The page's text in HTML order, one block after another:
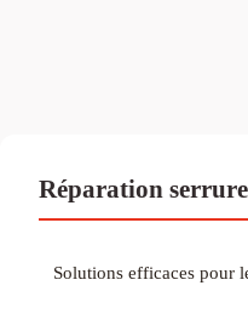
Réparation
Solutions efficaces pour